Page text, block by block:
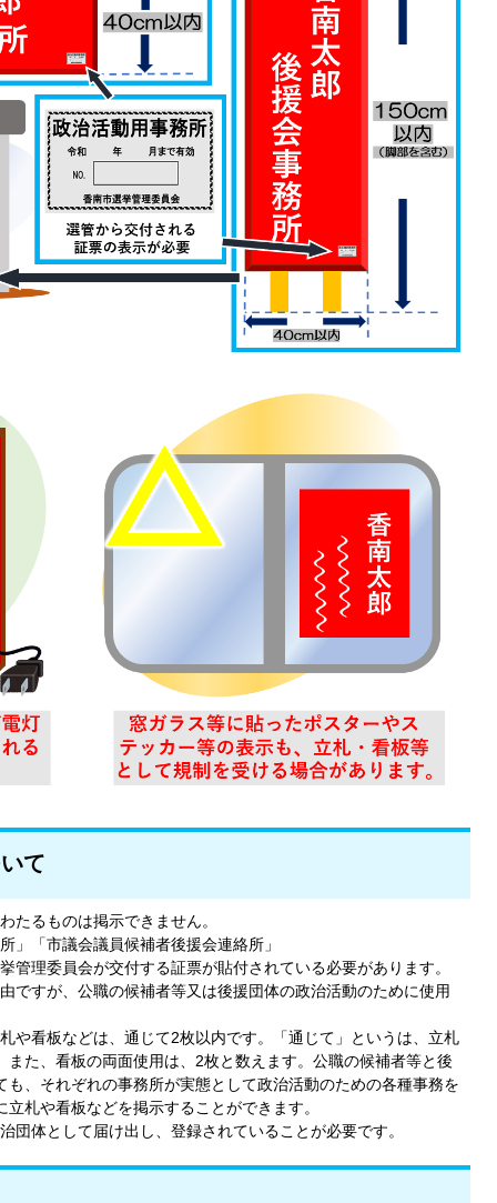
て
たるものは掲示できません。
」「市議会議員候補者後援会連絡所」
管理委員会が交付する証票が貼付されている必要があります。
ですが、公職の候補者等又は後援団体の政治活動のために使用
や看板などは、通じて2枚以内です。「通じて」というは、立札
た、看板の両面使用は、2枚と数えます。公職の候補者等と後
、それぞれの事務所が実態として政治活動のための各種事務を
札や看板などを掲示することができます。
団体として届け出し、登録されていることが必要です。